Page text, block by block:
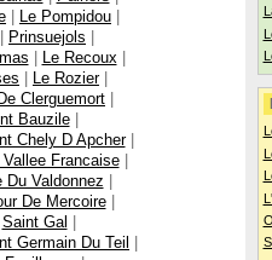
| Le Pompidou |
| Prinsuejols |
| Le Recoux |
| Le Rozier|
Clerguemort |
Bauzile|
Chely D Apcher|
Francaise|
Du Valdonnez |
De Mercoire|
Saint Gal |
Germain Du Teil |